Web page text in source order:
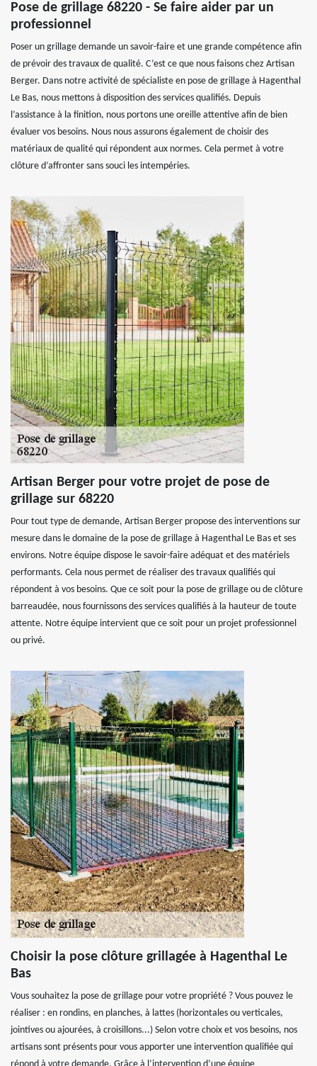
Pose de grillage 68220 - Se faire aider par un
professionnel
Poser un grillage demande un savoir-faire et une grande compétence afin
de prévoir des travaux de qualité. C’est ce que nous faisons chez Artisan
Berger. Dans notre activité de spécialiste en pose de grillage à Hagenthal
Le Bas, nous mettons à disposition des services qualifiés. Depuis
l’assistance à la finition, nous portons une oreille attentive afin de bien
évaluer vos besoins. Nous nous assurons également de choisir des
matériaux de qualité qui répondent aux normes. Cela permet à votre
clôture d’affronter sans souci les intempéries.
Artisan Berger pour votre projet de pose de
grillage sur 68220
Pour tout type de demande, Artisan Berger propose des interventions sur
mesure dans le domaine de la pose de grillage à Hagenthal Le Bas et ses
environs. Notre équipe dispose le savoir-faire adéquat et des matériels
performants. Cela nous permet de réaliser des travaux qualifiés qui
répondent à vos besoins. Que ce soit pour la pose de grillage ou de clôture
barreaudée, nous fournissons des services qualifiés à la hauteur de toute
attente. Notre équipe intervient que ce soit pour un projet professionnel
ou privé.
Choisir la pose clôture grillagée à Hagenthal Le
Bas
Vous souhaitez la pose de grillage pour votre propriété ? Vous pouvez le
réaliser : en rondins, en planches, à lattes (horizontales ou verticales,
jointives ou ajourées, à croisillons...) Selon votre choix et vos besoins, nos
artisans sont présents pour vous apporter une intervention qualifiée qui